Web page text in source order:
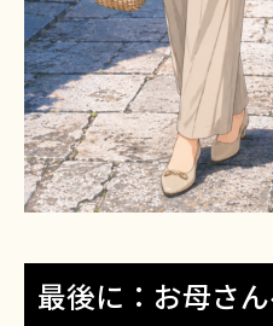
最後に：お母さ